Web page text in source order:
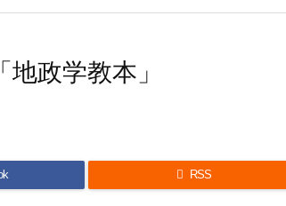
政学教本」
 RSS